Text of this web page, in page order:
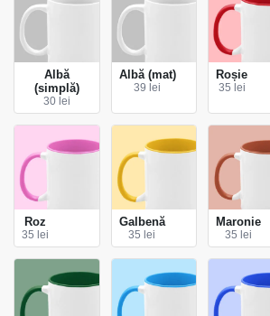
Albă
(simplă)
30 lei
Albă (mat)
39 lei
Roșie
35 lei
Roz
35 lei
Galbenă
35 lei
Maronie
35 lei